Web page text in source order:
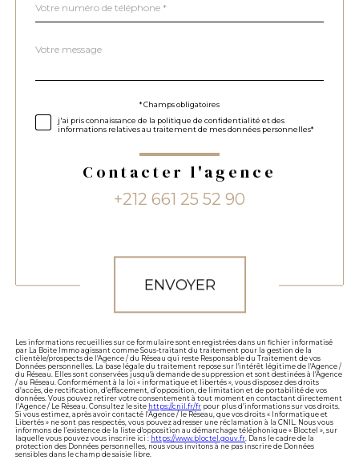
*
Fieldset
Message
*
* Champs obligatoires
j'ai pris connaissance de la politique de confidentialité et des
informations relatives au traitement de mes données personnelles*
Contacter l'agence
+212 661 25 52 90
ENVOYER
Les informations recueillies sur ce formulaire sont enregistrées dans un fichier informatisé
par La Boite Immo agissant comme Sous-traitant du traitement pour la gestion de la
clientèle/prospects de l'Agence / du Réseau qui reste Responsable du Traitement de vos
Données personnelles. La base légale du traitement repose sur l'intérêt légitime de l'Agence /
du Réseau. Elles sont conservées jusqu'à demande de suppression et sont destinées à l'Agence
/ au Réseau. Conformément à la loi « informatique et libertés », vous disposez des droits
d’accès, de rectification, d’effacement, d’opposition, de limitation et de portabilité de vos
données. Vous pouvez retirer votre consentement à tout moment en contactant directement
l’Agence / Le Réseau. Consultez le site https://cnil.fr/fr pour plus d’informations sur vos droits.
Si vous estimez, après avoir contacté l'Agence / le Réseau, que vos droits « Informatique et
Libertés » ne sont pas respectés, vous pouvez adresser une réclamation à la CNIL. Nous vous
informons de l’existence de la liste d'opposition au démarchage téléphonique « Bloctel », sur
laquelle vous pouvez vous inscrire ici : https://www.bloctel.gouv.fr. Dans le cadre de la
protection des Données personnelles, nous vous invitons à ne pas inscrire de Données
sensibles dans le champ de saisie libre.